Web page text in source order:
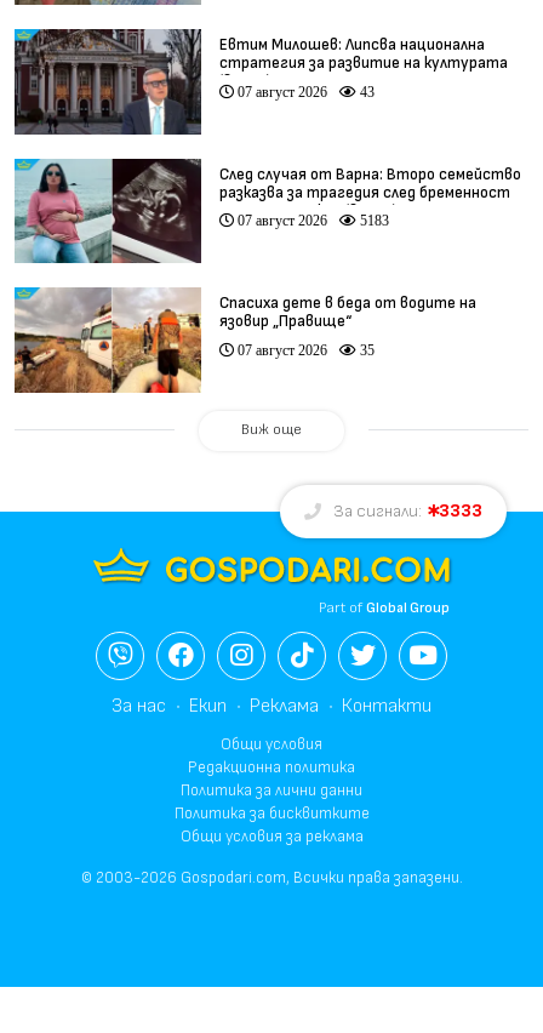
Евтим Милошев: Липсва национална
стратегия за развитие на културата
(видео)
07 август 2026 43
След случая от Варна: Второ семейство
разказва за трагедия след бременност
при същия лекар (видео)
07 август 2026 5183
Спасиха дете в беда от водите на
язовир „Правище“
07 август 2026 35
Виж още
За сигнали: 3333
Part ofGlobal Group
За нас Екип Реклама Контакти
Общи условия
Редакционна политика
Политика за лични данни
Политика за бисквитките
Общи условия за реклама
© 2003-2026 Gospodari.com, Всички права запазени.